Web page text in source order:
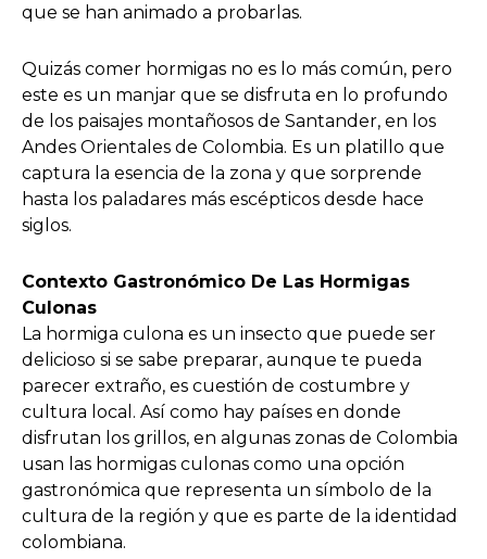
que se han animado a probarlas.
Quizás comer hormigas no es lo más común, pero
este es un manjar que se disfruta en lo profundo
de los paisajes montañosos de Santander, en los
Andes Orientales de Colombia. Es un platillo que
captura la esencia de la zona y que sorprende
hasta los paladares más escépticos desde hace
siglos.
Contexto Gastronómico De Las Hormigas
Culonas
La hormiga culona es un insecto que puede ser
delicioso si se sabe preparar, aunque te pueda
parecer extraño, es cuestión de costumbre y
cultura local. Así como hay países en donde
disfrutan los grillos, en algunas zonas de Colombia
usan las hormigas culonas como una opción
gastronómica que representa un símbolo de la
cultura de la región y que es parte de la identidad
colombiana.